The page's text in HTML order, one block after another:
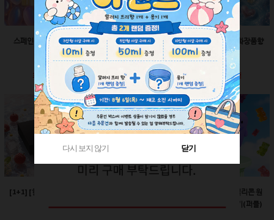
스페인산 향료-향수향
2ml
회원공개
스페인산 향료-비누향
2ml
회원공개
스페인산 향료-화장품향
2ml
회원공개
[1+1] [한정판매]매트블
60ml-몬스터 실리콘 원
터치캡 튜브용기(퍼플)
다시 보지 않기 닫기
다시 보지 않기 닫기